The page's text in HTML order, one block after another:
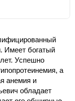
Имеет богатый
Успешно
а
анемия и
обладает